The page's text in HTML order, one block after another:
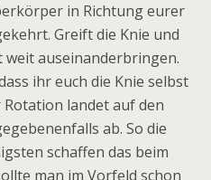
in Richtung eurer
Greift die Knie und
weit auseinanderbringen.
ihr euch die Knie selbst
Rotation landet auf den
ab. So die
schaffen das beim
man im Vorfeld schon